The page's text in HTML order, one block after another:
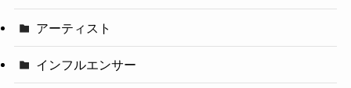
アーティスト
インフルエンサー